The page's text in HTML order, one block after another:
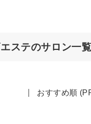
ステのサロン一覧
おすすめ順